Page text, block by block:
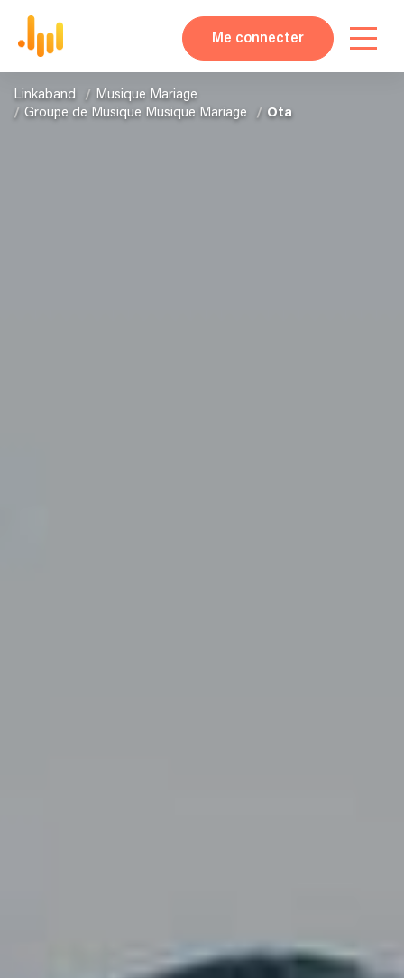
Me connecter
Linkaband
Musique Mariage
Groupe de Musique Musique Mariage
Ota